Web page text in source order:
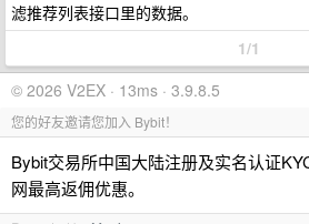
滤推荐列表接口里的数据。
1/1
© 2026 V2EX · 13ms · 3.9.8.5
您的好友邀请您加入 Bybit！
Bybit交易所中国大陆注册及实名认证
网最高返佣优惠。